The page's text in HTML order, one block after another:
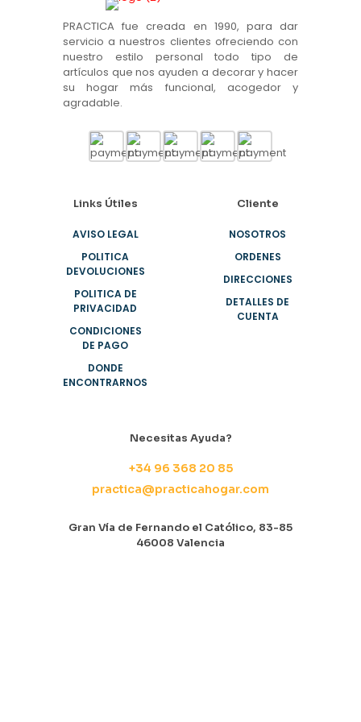
PRACTICA fue creada en 1990, para dar
servicio a nuestros clientes ofreciendo con
nuestro estilo personal todo tipo de
artículos que nos ayuden a decorar y hacer
su hogar más funcional, acogedor y
agradable.
Links Útiles
AVISO LEGAL
POLITICA
DEVOLUCIONES
POLITICA DE
PRIVACIDAD
CONDICIONES
DE PAGO
DONDE
ENCONTRARNOS
Cliente
NOSOTROS
ORDENES
DIRECCIONES
DETALLES DE
CUENTA
Necesitas Ayuda?
+34 96 368 20 85
practica@practicahogar.com
Gran Vía de Fernando el Católico, 83-85
46008 Valencia